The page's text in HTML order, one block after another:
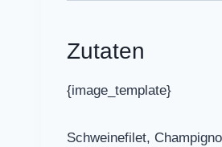
Zutaten
{image_template}
Schweinefilet,